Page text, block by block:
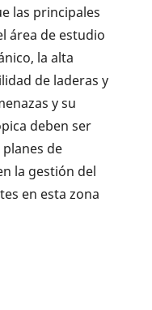
las principales
área de estudio
la alta
de laderas y
y su
deben ser
de
la gestión del
en esta zona